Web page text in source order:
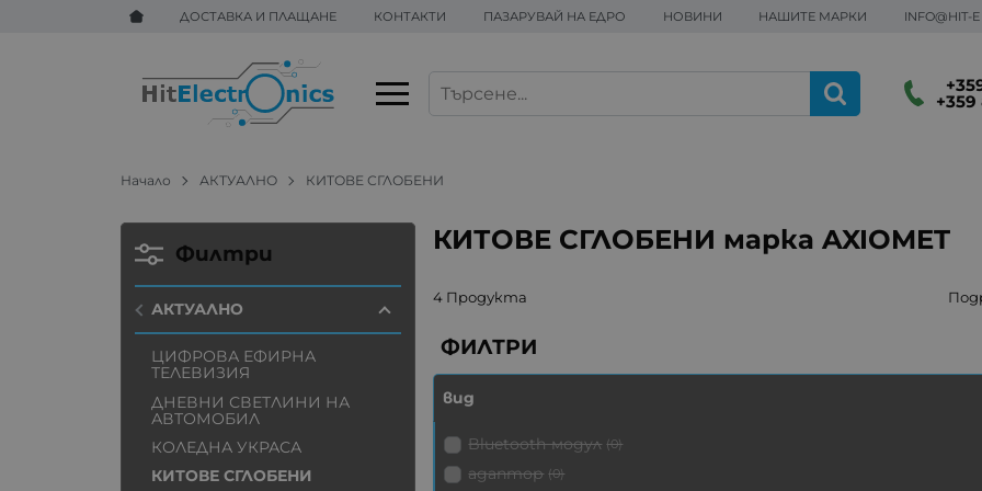
ДОСТАВКА И ПЛАЩАНЕ КОНТАКТИ ПАЗАРУВАЙ НА ЕДРО НОВИНИ НАШИТЕ МАРКИ INFO@HIT-
+359
Начало АКТУАЛНО КИТОВЕ СГЛОБЕНИ
КИТОВЕ СГЛОБЕНИ марка AXIOMET
4 Продукта
вид
Bluetooth модул (0)
адаптор (0)
Филтри
АКТУАЛНО
ЦИФРОВА ЕФИРНА
ТЕЛЕВИЗИЯ
ДНЕВНИ СВЕТЛИНИ НА
АВТОМОБИЛ
КОЛЕДНА УКРАСА
КИТОВЕ СГЛОБЕНИ